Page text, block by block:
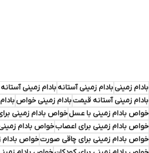
بادام زمینیبادام زمینی آستانهبادام زمینی
بادام زمینی آستانه قیمتبادام زمینی خواص
خواص بادام زمینی با عسلخواص بادام زمینی
خواص بادام زمینی برای اعصابخواص بادام
خواص بادام زمینی برای چاقی صورتخواص بادام